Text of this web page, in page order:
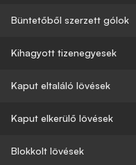
Büntetőből szerzett gólok
Kihagyott tizenegyesek
Kaput eltaláló lövések
Kaput elkerülő lövések
Blokkolt lövések